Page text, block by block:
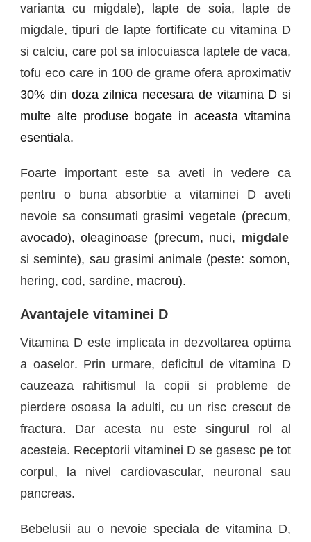
varianta cu migdale), lapte de soia, lapte de
migdale, tipuri de lapte fortificate cu vitamina D
si calciu, care pot sa inlocuiasca laptele de vaca,
tofu eco care in 100 de grame ofera aproximativ
30% din doza zilnica necesara de vitamina D si
multe alte produse bogate in aceasta vitamina
esentiala.
Foarte important este sa aveti in vedere ca
pentru o buna absorbtie a vitaminei D aveti
nevoie sa consumatigrasimi vegetale (precum,
avocado),oleaginoase (precum, nuci, migdale
si seminte), sau grasimi animale (peste: somon,
hering, cod, sardine, macrou).
Avantajele vitaminei D
Vitamina D este implicata indezvoltarea optima
a oaselor. Prin urmare, deficitul de vitamina D
cauzeaza rahitismul la copii si probleme de
pierdere osoasa la adulti, cu un risc crescut de
fractura.
Dar acesta nu este singurul rol al
acesteia. Receptorii vitaminei D se gasesc pe tot
corpul, la nivel cardiovascular, neuronal sau
pancreas.
Bebelusii au o nevoie speciala de vitamina D,